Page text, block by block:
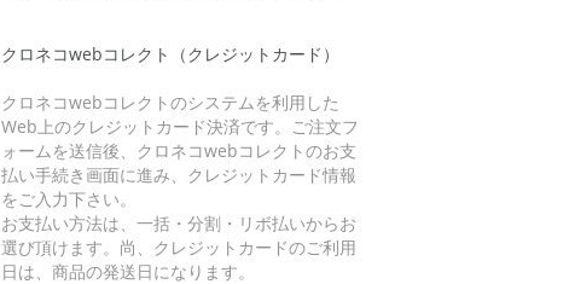
クロネコwebコレクト（クレジットカード）
クロネコwebコレクトのシステムを利用した
Web上のクレジットカード決済です。ご注文フ
ォームを送信後、クロネコwebコレクトのお支
払い手続き画面に進み、クレジットカード情報
をご入力下さい。
お支払い方法は、一括・分割・リボ払いからお
選び頂けます。尚、クレジットカードのご利用
日は、商品の発送日になります。